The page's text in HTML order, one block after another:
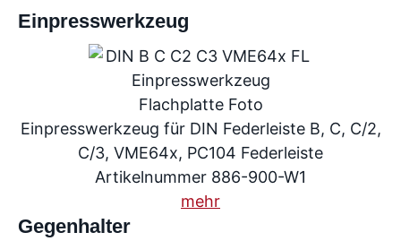
Einpresswerkzeug
Einpresswerkzeug für DIN Federleiste B, C, C/2,
C/3, VME64x, PC104 Federleiste
Artikelnummer 886-900-W1
mehr
Gegenhalter